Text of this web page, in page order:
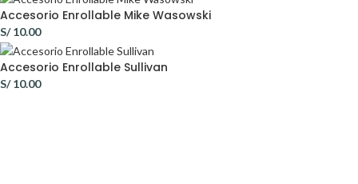
Accesorio Enrollable Mike Wasowski
S/10.00
Accesorio Enrollable Sullivan
S/10.00